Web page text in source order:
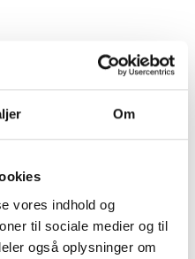
Om
vores indhold og
til sociale medier og til
også oplysninger om
Maria